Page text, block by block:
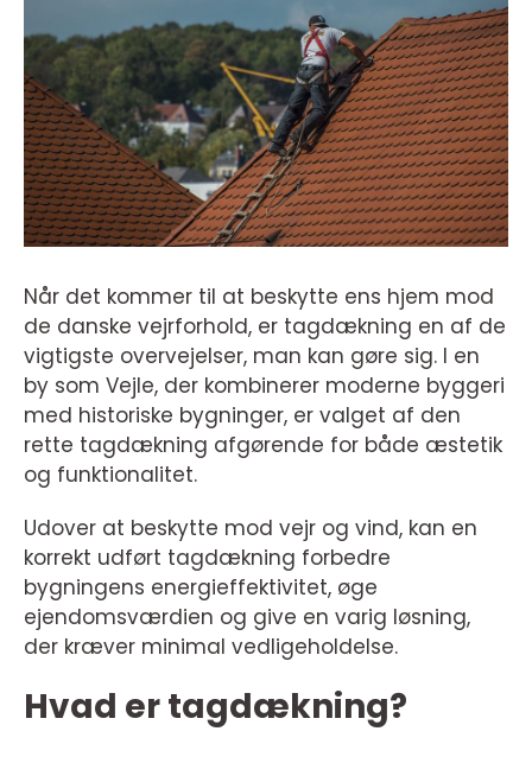
Når det kommer til at beskytte ens hjem mod
de danske vejrforhold, er tagdækning en af de
vigtigste overvejelser, man kan gøre sig. I en
by som Vejle, der kombinerer moderne byggeri
med historiske bygninger, er valget af den
rette tagdækning afgørende for både æstetik
og funktionalitet.
Udover at beskytte mod vejr og vind, kan en
korrekt udført tagdækning forbedre
bygningens energieffektivitet, øge
ejendomsværdien og give en varig løsning,
der kræver minimal vedligeholdelse.
Hvad er tagdækning?